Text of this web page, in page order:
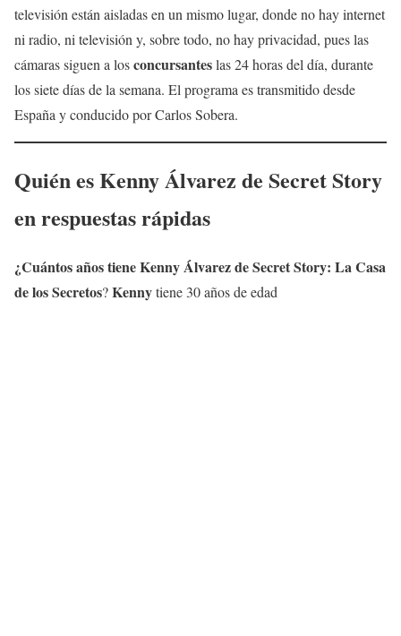
televisión están aisladas en un mismo lugar, donde no hay internet
ni radio, ni televisión y, sobre todo, no hay privacidad, pues las
cámaras siguen a losconcursanteslas 24 horas del día, durante
los siete días de la semana. El programa es transmitido desde
España y conducido por Carlos Sobera.
Quién esKenny Álvarez de Secret Story
en respuestas rápidas
¿Cuántos años tieneKenny Álvarezde Secret Story: La Casa
de los Secretos?Kennytiene 30 años de edad